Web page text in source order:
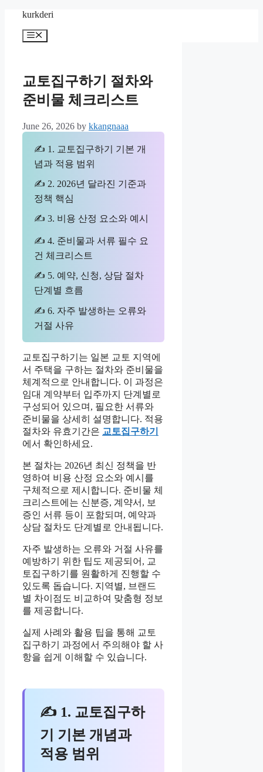
content
kurkderi
Menu
교토집구하기 절차와
준비물 체크리스트
June 26, 2026 by kkangnaaa
✍ 1. 교토집구하기 기본 개
념과 적용 범위
✍ 2. 2026년 달라진 기준과
정책 핵심
✍ 3. 비용 산정 요소와 예시
✍ 4. 준비물과 서류 필수 요
건 체크리스트
✍ 5. 예약, 신청, 상담 절차
단계별 흐름
✍ 6. 자주 발생하는 오류와
거절 사유
교토집구하기는 일본 교토 지역에
서 주택을 구하는 절차와 준비물을
체계적으로 안내합니다. 이 과정은
임대 계약부터 입주까지 단계별로
구성되어 있으며, 필요한 서류와
준비물을 상세히 설명합니다. 적용
절차와 유효기간은 교토집구하기
에서 확인하세요.
본 절차는 2026년 최신 정책을 반
영하여 비용 산정 요소와 예시를
구체적으로 제시합니다. 준비물 체
크리스트에는 신분증, 계약서, 보
증인 서류 등이 포함되며, 예약과
상담 절차도 단계별로 안내됩니다.
자주 발생하는 오류와 거절 사유를
예방하기 위한 팁도 제공되어, 교
토집구하기를 원활하게 진행할 수
있도록 돕습니다. 지역별, 브랜드
별 차이점도 비교하여 맞춤형 정보
를 제공합니다.
실제 사례와 활용 팁을 통해 교토
집구하기 과정에서 주의해야 할 사
항을 쉽게 이해할 수 있습니다.
✍ 1. 교토집구하
기 기본 개념과
적용 범위